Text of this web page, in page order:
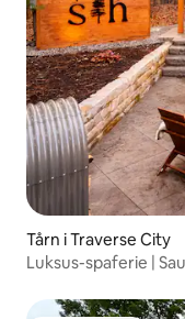
Tårn i Traverse City
Luksus-spaferie |